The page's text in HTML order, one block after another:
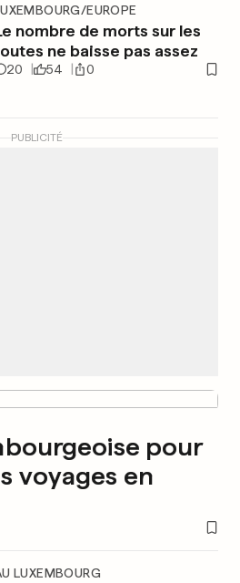
EUROPE
nombre de morts sur les
ne baisse pas assez
20 54 0
PUBLICITÉ
pour
voyages en
LUXEMBOURG